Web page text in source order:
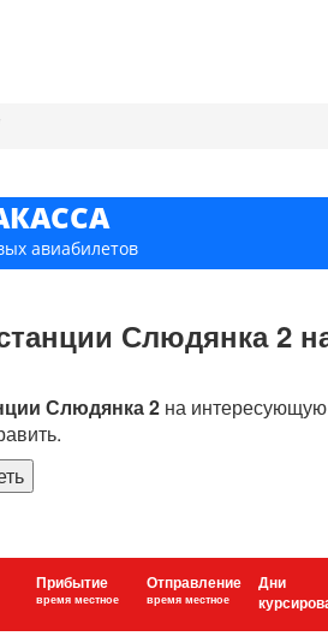
авиабилетов
Слюдянка 2
Слюдянка 2 на
Прибытие
время местное
Отправление
время местное
Дни